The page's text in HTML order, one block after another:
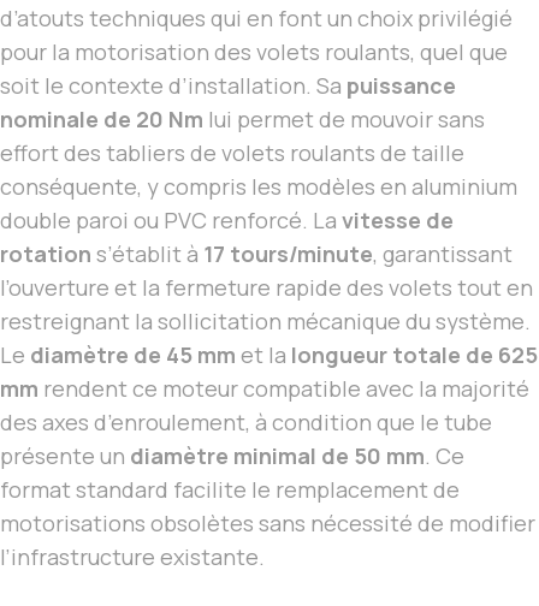
d’atouts techniques qui en font un choix privilégié
pour la motorisation des volets roulants, quel que
soit le contexte d’installation. Sa puissance
nominale de 20 Nm lui permet de mouvoir sans
effort des tabliers de volets roulants de taille
conséquente, y compris les modèles en aluminium
double paroi ou PVC renforcé. La vitesse de
rotation s’établit à 17 tours/minute, garantissant
l’ouverture et la fermeture rapide des volets tout en
restreignant la sollicitation mécanique du système.
Le diamètre de 45 mm et la longueur totale de 625
mm rendent ce moteur compatible avec la majorité
des axes d’enroulement, à condition que le tube
présente un diamètre minimal de 50 mm. Ce
format standard facilite le remplacement de
motorisations obsolètes sans nécessité de modifier
l’infrastructure existante.